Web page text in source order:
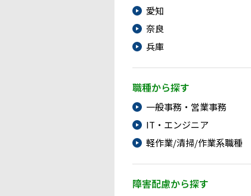
愛知
奈良
兵庫
職種から探す
一般事務・営業事務
IT・エンジニア
軽作業/清掃/作業系職種
障害配慮から探す